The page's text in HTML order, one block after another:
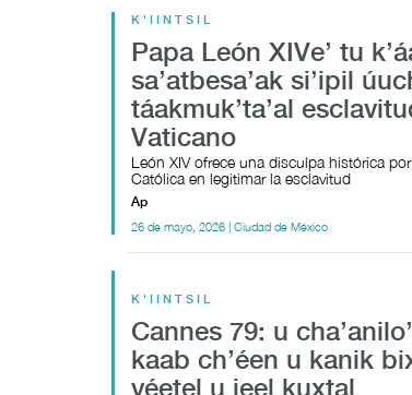
K'IINTSIL
Papa León XIVe’ tu
sa’atbesa’ak si’ipil
táakmuk’ta’al
Vaticano
León XIV ofrece una disculpa histórica
Católica en legitimar la esclavitud
Ap
26 de mayo, 2026 | Ciudad de México
K'IINTSIL
Cannes 79: u
kaab ch’éen u kanik
yéetel u jeel kuxtal